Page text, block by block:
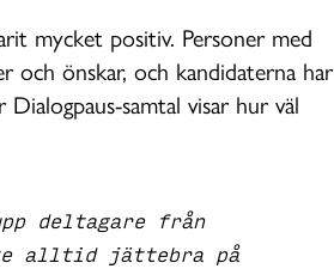
mycket positiv. Personer med
och önskar, och kandidaterna har
samtal visar hur väl
deltagare från
alltid jättebra på